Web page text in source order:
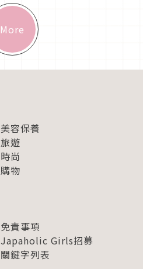
More
美容保養
旅遊
時尚
購物
免責事項
Japaholic Girls招募
關鍵字列表